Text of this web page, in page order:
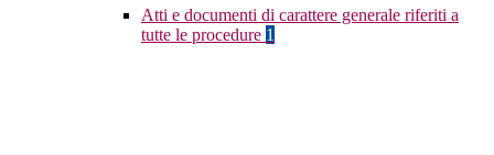
Atti e documenti di carattere generale riferiti a
tutte le procedure 1